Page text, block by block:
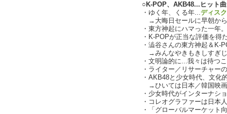
○K-POP、AKB48...ヒット
・ゆく年、くる年...ディス
→大晦日セールに早朝か
・東方神起にハマった一年
・K-POPが正当な評価を得
・澁谷さんの東方神起＆K-
→みんなやきもきしすぎ
・文明論的に...我々は待つ
・ライター／リサーチャーの
・AKB48と少女時代、文化
→ひいては日本／韓国映
・少女時代がインターナシ
・コレオグラファーは日本
・「グローバルマーケット